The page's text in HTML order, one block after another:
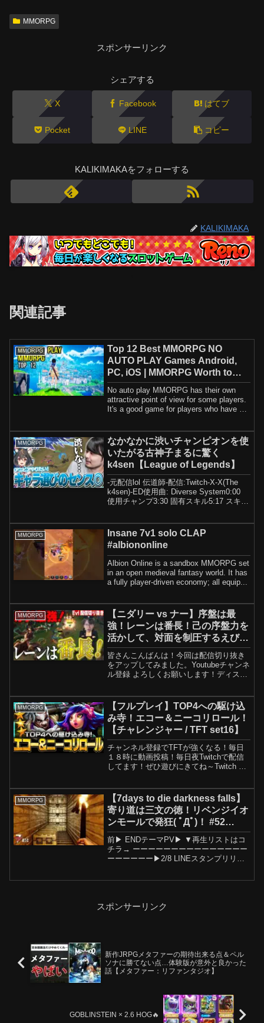
MMORPG
スポンサーリンク
シェアする
X Facebook はてブ
Pocket LINE コピー
KALIKIMAKAをフォローする
KALIKIMAKA
関連記事
MMORPG
Top 12 Best MMORPG NO
AUTO PLAY Games Android,
PC, iOS | MMORPG Worth to
play
No auto play MMORPG has their own
attractive point of view for some players.
It's a good game for players who have a
MMORPG
なかなかに渋いチャンピオンを使
いたがる古神子まるに驚く
k4sen【League of Legends】
-元配信lol 伝道師-配信:Twitch-X-X(The
k4sen)-ED使用曲: Diverse System0:00
使用チャンプ3:30 固有スキル5:17 スキル
MMORPG
Insane 7v1 solo CLAP
#albiononline
Albion Online is a sandbox MMORPG set
in an open medieval fantasy world. It has
a fully player-driven economy; all equip...
MMORPG
【ニダリー vs ナー】序盤は最
強！レーンは番長！己の序盤力を
活かして、対面を制圧するえび
【SHG Evi】
皆さんこんばんは！今回は配信切り抜き
をアップしてみました。Youtubeチャンネ
ル登録 よろしくお願いします！ディスコ
しているプロゲーマーの「Evi（エヴ
ィ）」と申し...
MMORPG
【フルプレイ】TOP4への駆け込
み寺！エコー＆ニーコリロール！
【チャレンジャー / TFT set16】
チャンネル登録でTFTが強くなる！毎日
１８時に動画投稿！毎日夜Twitchで配信
してます！ぜひ遊びにきてね～Twitch →
MMORPG
【7days to die darkness falls】
寄り道は三文の徳！リベンジイオ
ンモールで発狂( ﾟДﾟ)！ #52
#7dtd #7デイズ #darknessfalls
前▶ ENDテーマPV▶ ▼再生リストはコ
チラ→ ーーーーーーーーーーーーーーー
ーーーーーー▶2/8 LINEスタンプリリー
スポンサーリンク
新作JRPGメタファーの期待出来る点＆ペル
ソナに勝てない点…体験版が意外と良かった
話【メタファー：リファンタジオ】
GOBLINSTEIN × 2.6 HOG🔥